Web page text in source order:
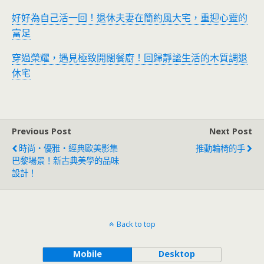
好好為自己活一回！退休夫妻在簡約風大宅，重迎心靈的
富足
穿過榮耀，遇見極致開闊餐廚！回歸靜謐生活的木質調退
休宅
Previous Post
時尚‧優雅‧經典歐美影集
巴黎場景！新古典美學的品味
設計！
Next Post
推動輪椅的手
Back to top
Mobile Desktop